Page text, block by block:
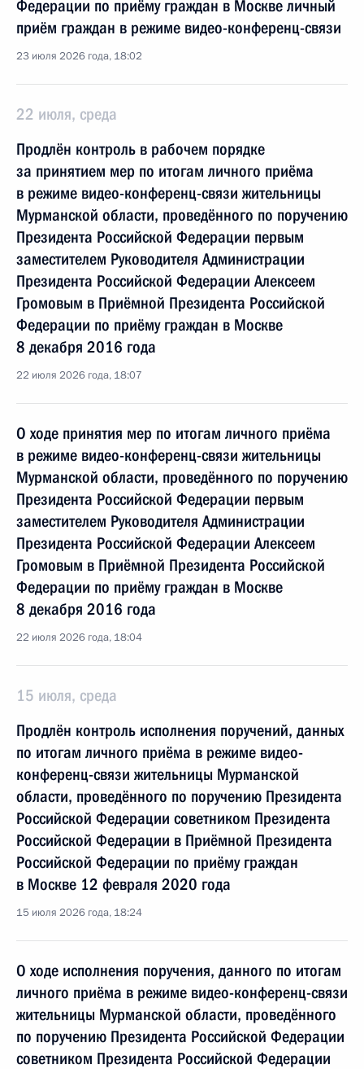
Федерации по приёму граждан в Москве личный
приём граждан в режиме видео-конференц-связи
23 июля 2026 года, 18:02
22 июля, среда
Продлён контроль в рабочем порядке
за принятием мер по итогам личного приёма
в режиме видео-конференц-связи жительницы
Мурманской области, проведённого по поручению
Президента Российской Федерации первым
заместителем Руководителя Администрации
Президента Российской Федерации Алексеем
Громовым в Приёмной Президента Российской
Федерации по приёму граждан в Москве
8 декабря 2016 года
22 июля 2026 года, 18:07
О ходе принятия мер по итогам личного приёма
в режиме видео-конференц-связи жительницы
Мурманской области, проведённого по поручению
Президента Российской Федерации первым
заместителем Руководителя Администрации
Президента Российской Федерации Алексеем
Громовым в Приёмной Президента Российской
Федерации по приёму граждан в Москве
8 декабря 2016 года
22 июля 2026 года, 18:04
15 июля, среда
Продлён контроль исполнения поручений, данных
по итогам личного приёма в режиме видео-
конференц-связи жительницы Мурманской
области, проведённого по поручению Президента
Российской Федерации советником Президента
Российской Федерации в Приёмной Президента
Российской Федерации по приёму граждан
в Москве 12 февраля 2020 года
15 июля 2026 года, 18:24
О ходе исполнения поручения, данного по итогам
личного приёма в режиме видео-конференц-связи
жительницы Мурманской области, проведённого
по поручению Президента Российской Федерации
советником Президента Российской Федерации